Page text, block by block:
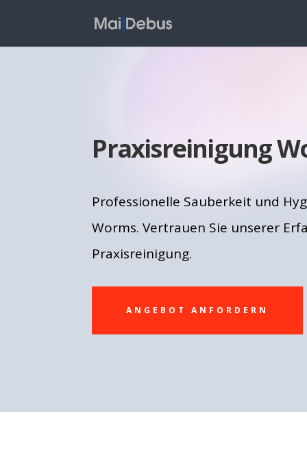
Praxisreinigung
Professionelle Sauberkeit und
Worms. Vertrauen Sie unserer
Praxisreinigung.
ANGEBOT ANFORDERN